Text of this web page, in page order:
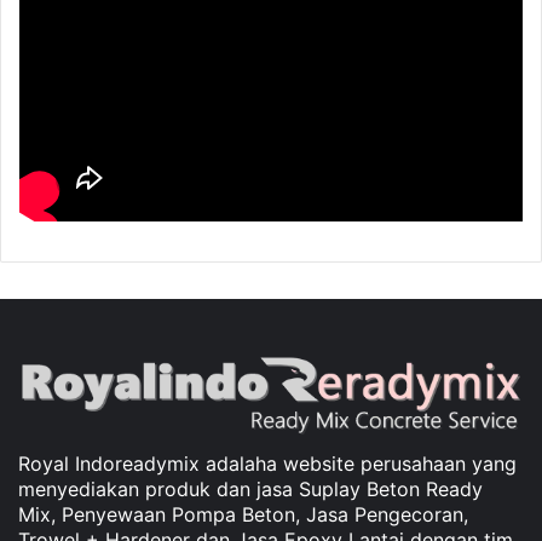
Royal Indoreadymix adalaha website perusahaan yang
menyediakan produk dan jasa Suplay Beton Ready
Mix, Penyewaan Pompa Beton, Jasa Pengecoran,